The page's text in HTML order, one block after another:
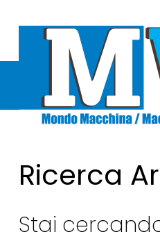
Ricerca
Stai